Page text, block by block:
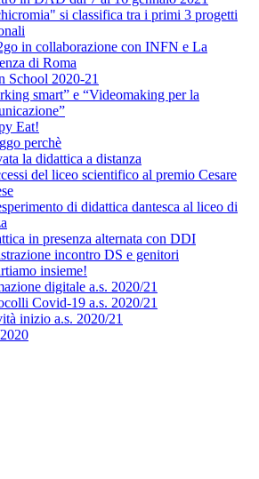
si classifica tra i primi 3 progetti
in collaborazione con INFN e La
di Roma
School 2020-21
smart” e “Videomaking per la
Eat!
perchè
la didattica a distanza
del liceo scientifico al premio Cesare
di didattica dantesca al liceo di
in presenza alternata con DDI
incontro DS e genitori
insieme!
digitale a.s. 2020/21
Covid-19 a.s. 2020/21
inizio a.s. 2020/21